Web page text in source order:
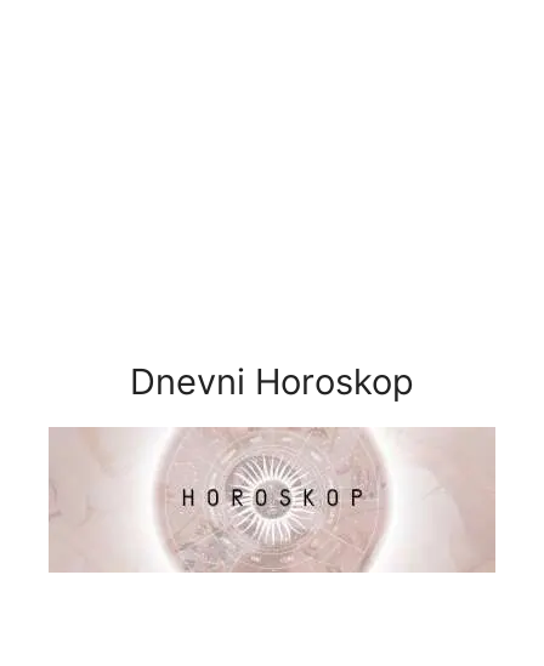
Dnevni Horoskop